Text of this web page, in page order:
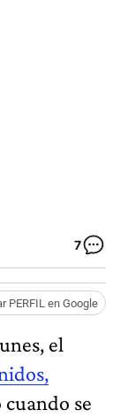
7
PERFIL en Google
el
se